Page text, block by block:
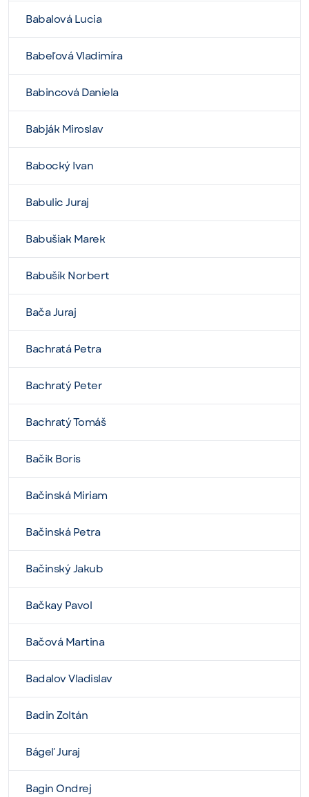
Babalová Lucia
Babeľová Vladimíra
Babincová Daniela
Babják Miroslav
Babocký Ivan
Babulic Juraj
Babušiak Marek
Babušík Norbert
Bača Juraj
Bachratá Petra
Bachratý Peter
Bachratý Tomáš
Bačik Boris
Bačinská Miriam
Bačinská Petra
Bačinský Jakub
Bačkay Pavol
Bačová Martina
Badalov Vladislav
Badin Zoltán
Bágeľ Juraj
Bagin Ondrej